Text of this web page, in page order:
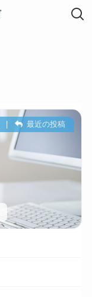
| 最近の投稿